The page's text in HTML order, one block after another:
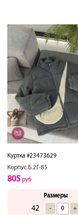
Куртка #23473629
Корпус.Б.2Г-85
805 руб
Размеры
42 - +